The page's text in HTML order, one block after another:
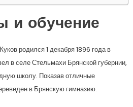
и обучение
родился 1 декабря 1896 года в
в селе Стельмахи Брянской губернии,
школу. Показав отличные
в Брянскую гимназию.